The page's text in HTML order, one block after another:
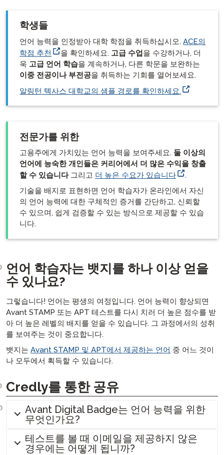
학생들
언어 능력을 인정받아 대학 학점을 취득하십시오.ACE의
학점 추천
을 확인하세요. 고급 수업을 수강하거나, 더
욱 고급 언어 학습을 계속하거나, 다른 학문을 보완하는
이중 전공이나 부전공을 취득하는 기회를 열어보세요.
알링턴 텍사스 대학교의 샘플 경로를 확인하세요.
전문가를 위한
고용주에게 가치있는 언어 능력을 보여주세요. 둘 이상의
언어에 능숙한 개인들은 커리어에서 더 많은 수익을 창출
할 수 있습니다그리고 더 높은 수요가 있습니다
.
기술을 배지로 표현하면 언어 학습자가 온라인에서 자신
의 언어 능력에 대한 구체적인 증거를 간단하고, 신뢰할
수 있으며, 쉽게 검증할 수 있는 방식으로 제공할 수 있습
니다.
언어 학습자는 뱃지를 하나 이상 얻을
수 있나요?
그렇습니다! 언어는 평생의 여정입니다. 언어 능력이 향상되면
Avant STAMP 또는 APT 테스트를 다시 치러 더 높은 점수를 받
아 더 높은 레벨의 배지를 얻을 수 있습니다. 그 과정에서의 성취
를 보여주는 것이 중요합니다.
뱃지는 Avant STAMP 및 APT에서 제공하는 언어 중 어느 것이
나 모두에서 획득할 수 있습니다.
Credly를 통한 공유
Avant Digital Badge는 언어 능력을 위한
무엇인가요?
테스트를 볼 때 이메일을 제공하지 않은
경우에는 어떻게 됩니까?